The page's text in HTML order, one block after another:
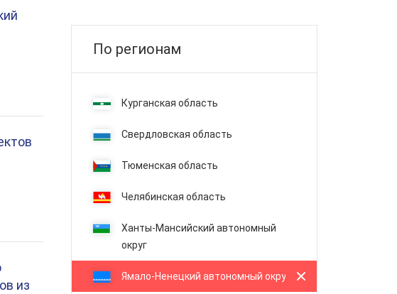
По регионам
Курганская область
Свердловская область
Тюменская область
Челябинская область
Ханты-Мансийский автономный
округ
Ямало-Ненецкий автономный округ
из